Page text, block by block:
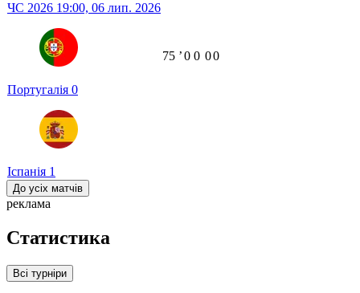
ЧС 2026 19:00, 06 лип. 2026
Португалія 0
Іспанія 1
75 ʼ0 0 00
До усіх матчів
реклама
Статистика
Всі турніри